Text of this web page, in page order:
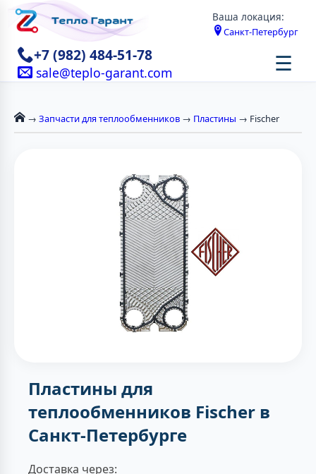
Ваша локация:
Санкт-Петербург
+7 (982) 484-51-78
sale@teplo-garant.com ☰
→ Запчасти для теплообменников → Пластины → Fischer
Пластины для
теплообменников Fischer в
Санкт-Петербурге
Доставка через: